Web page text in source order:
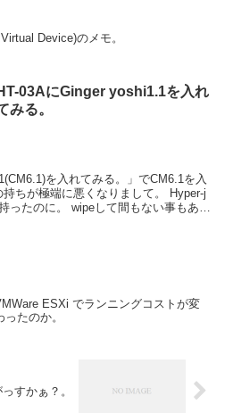
Device)のメモ。
03AにGinger yoshi1.1を入れ
みる。
を入れてみる。」でCM6.1を入
極端に悪くなりまして。 Hyper-j
して間もない事もあ
ESXi でランニングコストが変
ったのか。
すかぁ？。